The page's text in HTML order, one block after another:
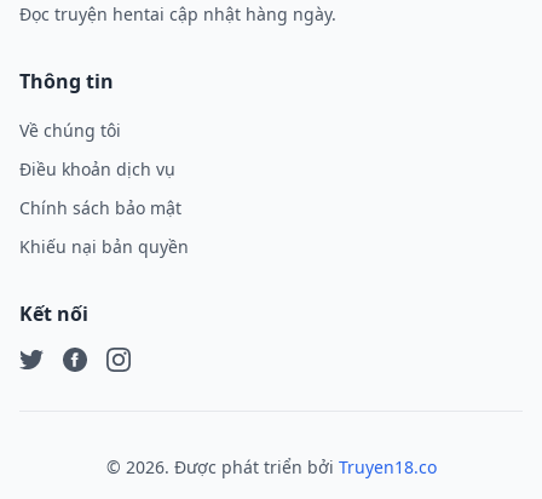
Đọc truyện hentai cập nhật hàng ngày.
Thông tin
Về chúng tôi
Điều khoản dịch vụ
Chính sách bảo mật
Khiếu nại bản quyền
Kết nối
© 2026. Được phát triển bởi Truyen18.co